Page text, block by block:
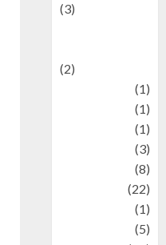
(3)
(2)
(1)
(1)
(1)
(3)
(8)
(22)
(1)
(5)